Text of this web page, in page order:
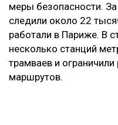
меры безопасности.
следили около 22
работали в Париже. В
несколько станций
трамваев и
маршрутов.